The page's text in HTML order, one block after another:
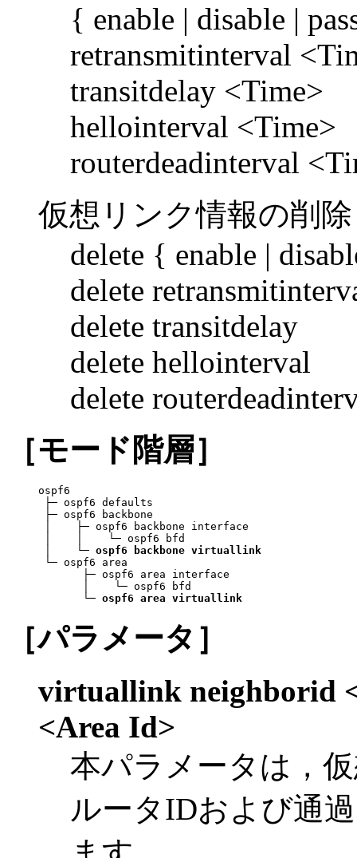
{ enable | disable |
retransmitinterval
transitdelay <Time>
hellointerval <Time>
routerdeadinterval
仮想リンク情報の削除
delete { enable |
delete
delete transitdelay
delete hellointerval
delete
［モード階層］
ospf6
├─ ospf6 defaults
├─ ospf6 backbone
│    ├─ ospf6 backbone interface
│    │    └─ ospf6 bfd
│    └─ ospf6 backbone virtuallink
└─ ospf6 area
       ├─ ospf6 area interface
       │    └─ ospf6 bfd
       └─
ospf6 area virtuallink
［パラメータ］
virtuallink neighborid
<Area Id>
本パラメータは，
ルータIDおよび通